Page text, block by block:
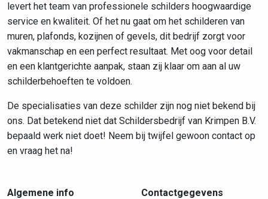
levert het team van professionele schilders hoogwaardige
service en kwaliteit. Of het nu gaat om het schilderen van
muren, plafonds, kozijnen of gevels, dit bedrijf zorgt voor
vakmanschap en een perfect resultaat. Met oog voor detail
en een klantgerichte aanpak, staan zij klaar om aan al uw
schilderbehoeften te voldoen.
De specialisaties van deze schilder zijn nog niet bekend bij
ons. Dat betekend niet dat Schildersbedrijf van Krimpen B.V.
bepaald werk niet doet! Neem bij twijfel gewoon contact op
en vraag het na!
Algemene info
Contactgegevens